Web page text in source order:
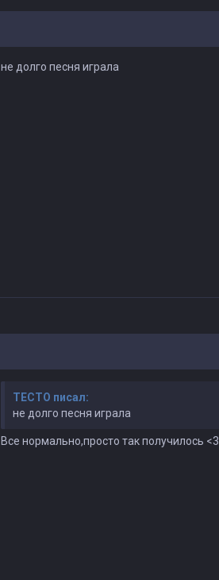
не долго песня играла
TECTO писал:
не долго песня играла
Все нормально,просто так получилось <3